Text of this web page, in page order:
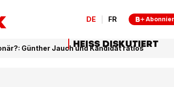
DE FR
Günther Jauch und Kandidat ratlos
HEISS DISKUTIERT